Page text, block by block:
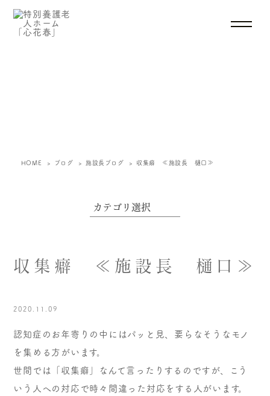
HOME ブログ 施設長ブログ 収集癖 ≪施設長 樋口≫
収集癖 ≪施設長 樋口≫
2020.11.09
認知症のお年寄りの中にはパッと見、要らなそうなモノ
を集める方がいます。
世間では「収集癖」なんて言ったりするのですが、こう
いう人への対応で時々間違った対応をする人がいます。